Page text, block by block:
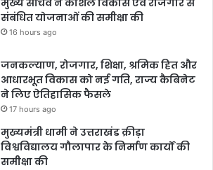
मुख्य सचिव ने कौशल विकास एवं रोजगार से
संबंधित योजनाओं की समीक्षा की
16 hours ago
जनकल्याण, रोजगार, शिक्षा, श्रमिक हित और
आधारभूत विकास को नई गति, राज्य कैबिनेट
ने लिए ऐतिहासिक फैसले
17 hours ago
मुख्यमंत्री धामी ने उत्तराखंड क्रीड़ा
विश्वविद्यालय गौलापार के निर्माण कार्यों की
समीक्षा की